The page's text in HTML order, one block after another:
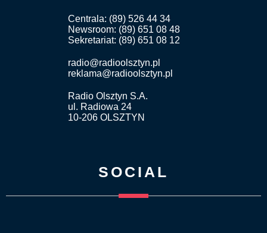
Centrala: (89) 526 44 34
Newsroom: (89) 651 08 48
Sekretariat: (89) 651 08 12
radio@radioolsztyn.pl
reklama@radioolsztyn.pl
Radio Olsztyn S.A.
ul. Radiowa 24
10-206 OLSZTYN
SOCIAL